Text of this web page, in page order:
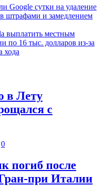
Google сутки на удаление
штрафами и замедлением
выплатить местным
по 16 тыс. долларов из-за
хода
в Лету
с
0
погиб после
при Италии